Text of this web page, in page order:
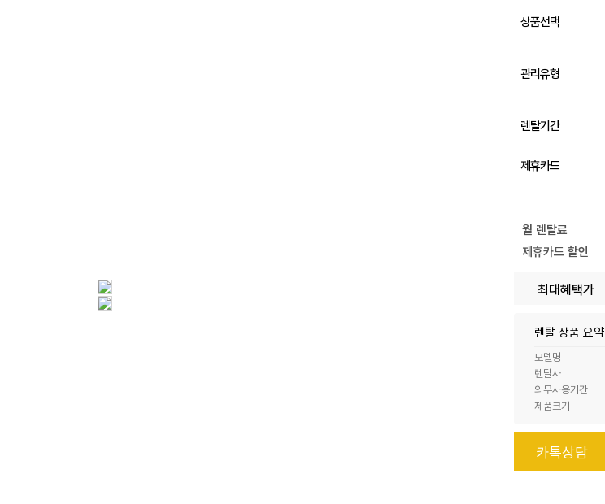
상품선택
관리유형
렌탈기간
제휴카드
월 렌탈료
제휴카드 할인
최대혜택가
렌탈 상품 요약
모델명
렌탈사
의무사용기간
제품크기
카톡상담